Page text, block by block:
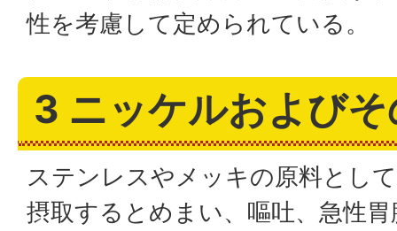
性を考慮して定められている。
3 ニッケルおよび
ステンレスやメッキの原料とし
摂取するとめまい、嘔吐、急性